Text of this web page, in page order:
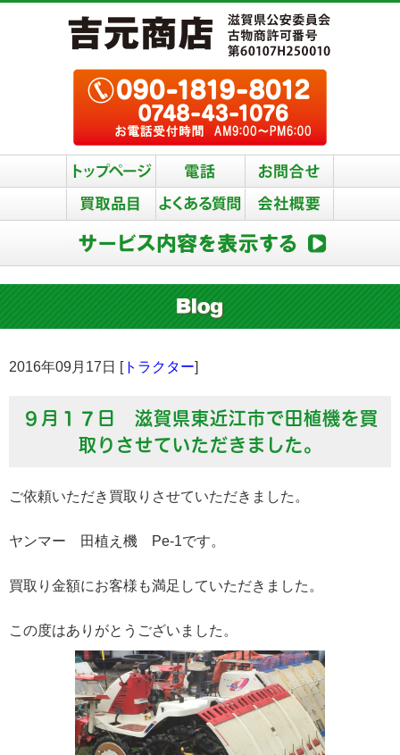
2016年09月17日 [トラクター]
９月１７日 滋賀県東近江市で田植機を買
取りさせていただきました。
ご依頼いただき買取りさせていただきました。
ヤンマー 田植え機 Pe-1です。
買取り金額にお客様も満足していただきました。
この度はありがとうございました。